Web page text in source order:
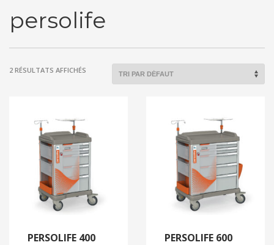
persolife
2 RÉSULTATS AFFICHÉS
PERSOLIFE 400 PERSOLIFE 600